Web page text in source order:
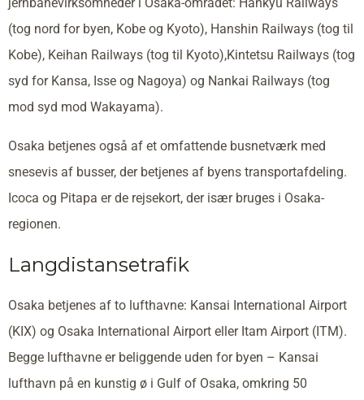
(tog nord for byen, Kobe og Kyoto), Hanshin Railways (tog til
Kobe), Keihan Railways (tog til Kyoto),Kintetsu Railways (tog
syd for Kansa, Isse og Nagoya) og Nankai Railways (tog
mod syd mod Wakayama).
Osaka betjenes også af et omfattende busnetværk med
snesevis af busser, der betjenes af byens transportafdeling.
Icoca og Pitapa er de rejsekort, der især bruges i Osaka-
regionen.
Langdistansetrafik
Osaka betjenes af to lufthavne: Kansai International Airport
(KIX) og Osaka International Airport eller Itam Airport (ITM).
Begge lufthavne er beliggende uden for byen – Kansai
lufthavn på en kunstig ø i Gulf of Osaka, omkring 50